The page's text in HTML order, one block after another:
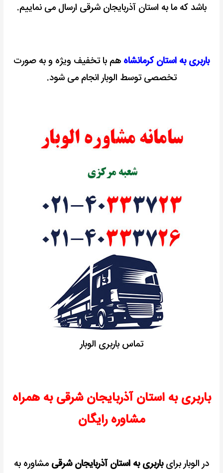
باشد که ما به استان آذربایجان شرقی ارسال می نماییم.
باربری به استان کرمانشاه هم با تخفیف ویژه و به صورت
تخصصی توسط الوبار انجام می شود.
تماس باربری الوبار
باربری به استان آذربایجان شرقی به همراه
مشاوره رایگان
در الوبار برایباربری به استان آذربایجان شرقی مشاوره به